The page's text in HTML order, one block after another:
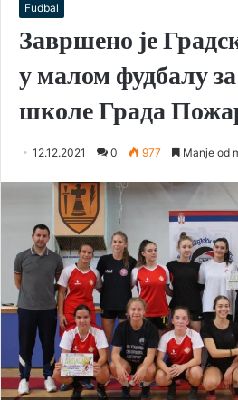
Fudbal
Завршено је
у малом фудбалу
школе Града
12.12.2021 0 977 Manje od